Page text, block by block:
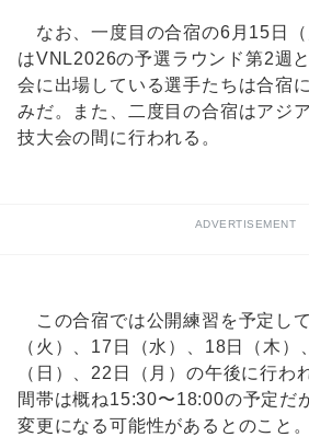
なお、一度目の合宿の6月15日（
はVNL2026の予選ラウンド第2週
会に出場している選手たちは合宿
みだ。また、二度目の合宿はアジ
技大会の間に行われる。
ADVERTISEMENT
この合宿では公開練習を予定し
（火）、17日（水）、18日（木）
（日）、22日（月）の午後に行わ
間帯は概ね15:30〜18:00の予定だ
変更になる可能性があるとのこと